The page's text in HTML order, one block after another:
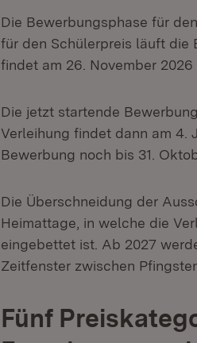
Die Bewerbungsphase für
für den Schülerpreis läuft die
findet am 26. November
Die jetzt startende
Verleihung findet dann am 4.
Bewerbung noch bis 31.
Die Überschneidung der
Heimattage, in welche die
eingebettet ist. Ab 2027
Zeitfenster zwischen
Fünf